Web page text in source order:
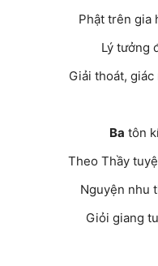
Phật trên gia
Lý tưởng
Giải thoát,
Ba tôn
Theo Thầy
Nguyện nhu
Giỏi giang